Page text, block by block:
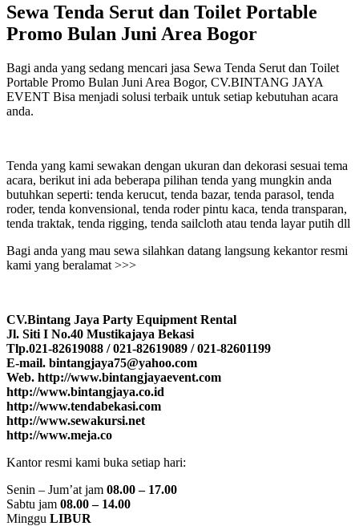
Sewa Tenda Serut dan Toilet Portable
Promo Bulan Juni Area Bogor
Bagi anda yang sedang mencari jasa Sewa Tenda Serut dan Toilet
Portable Promo Bulan Juni Area Bogor, CV.BINTANG JAYA
EVENT Bisa menjadi solusi terbaik untuk setiap kebutuhan acara
anda.
Tenda yang kami sewakan dengan ukuran dan dekorasi sesuai tema
acara, berikut ini ada beberapa pilihan tenda yang mungkin anda
butuhkan seperti: tenda kerucut, tenda bazar, tenda parasol, tenda
roder, tenda konvensional, tenda roder pintu kaca, tenda transparan,
tenda traktak, tenda rigging, tenda sailcloth atau tenda layar putih dll
Bagi anda yang mau sewa silahkan datang langsung kekantor resmi
kami yang beralamat >>>
CV.Bintang Jaya Party Equipment Rental
Jl. Siti I No.40 Mustikajaya Bekasi
Tlp.021-82619088 / 021-82619089 / 021-82601199
E-mail. bintangjaya75@yahoo.com
Web. http://www.bintangjayaevent.com
http://www.bintangjaya.co.id
http://www.tendabekasi.com
http://www.sewakursi.net
http://www.meja.co
Kantor resmi kami buka setiap hari:
Senin – Jum’at jam 08.00 – 17.00
Sabtu jam 08.00 – 14.00
Minggu LIBUR